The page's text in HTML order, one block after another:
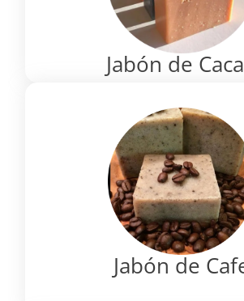
Jabón de
Jabón de